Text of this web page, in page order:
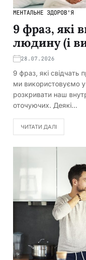
МЕНТАЛЬНЕ ЗДОРОВ'Я
9 фраз, які
людину (і
28.07.2026
9 фраз, які свідчать
ми використовуємо
розкривати наш
оточуючих. Деякі…
ЧИТАТИ ДАЛІ